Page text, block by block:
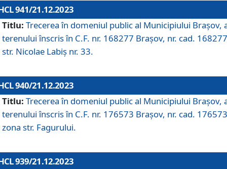
941/21.12.2023
Titlu: Trecerea în domeniul public al Municipiului Braşov,
terenului înscris în C.F. nr. 168277 Brașov, nr. cad.
str. Nicolae Labiș nr. 33.
940/21.12.2023
Titlu: Trecerea în domeniul public al Municipiului Braşov,
terenului înscris în C.F. nr. 176573 Brașov, nr. cad.
zona str. Fagurului.
939/21.12.2023